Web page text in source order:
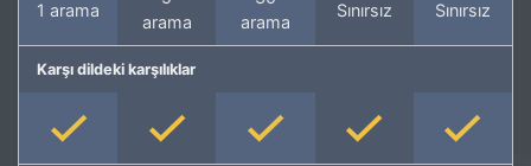
1 arama
arama
arama
Sınırsız Sınırsız
Karşı dildeki karşılıklar